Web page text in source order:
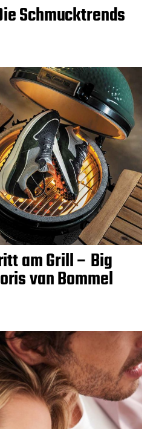
Schmucktrends
am Grill – Big
van Bommel